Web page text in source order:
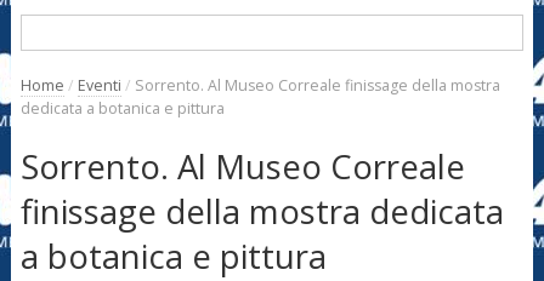
Home / Eventi / Sorrento. Al Museo Correale finissage della mostra
dedicata a botanica e pittura
Sorrento. Al Museo Correale
finissage della mostra dedicata
a botanica e pittura